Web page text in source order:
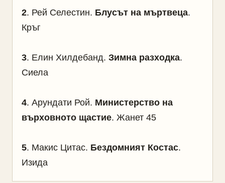
2. Рей Селестин. Блусът на мъртвеца.
Кръг
3. Елин Хилдебанд. Зимна разходка.
Сиела
4. Арундати Рой. Министерство на
върховното щастие. Жанет 45
5. Макис Цитас. Бездомният Костас.
Изида